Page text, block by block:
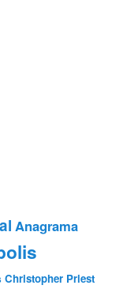
Anagrama
Christopher Priest